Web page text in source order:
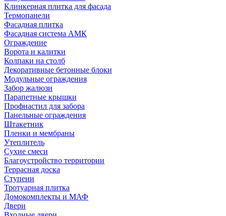
Клинкерная плитка для фасада
Термопанели
Фасадная плитка
Фасадная система АМК
Ограждение
Ворота и калитки
Колпаки на столб
Декоративные бетонные блоки
Модульные ограждения
Забор жалюзи
Парапетные крышки
Профнастил для забора
Панельные ограждения
Штакетник
Пленки и мембраны
Утеплитель
Сухие смеси
Благоустройство территории
Террасная доска
Ступени
Тротуарная плитка
Домокомплекты и МАФ
Двери